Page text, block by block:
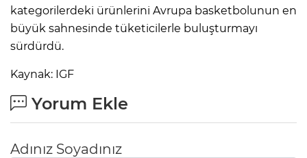
kategorilerdeki ürünlerini Avrupa basketbolunun en
büyük sahnesinde tüketicilerle buluşturmayı
sürdürdü.
Kaynak: IGF
Yorum Ekle
Adınız Soyadınız